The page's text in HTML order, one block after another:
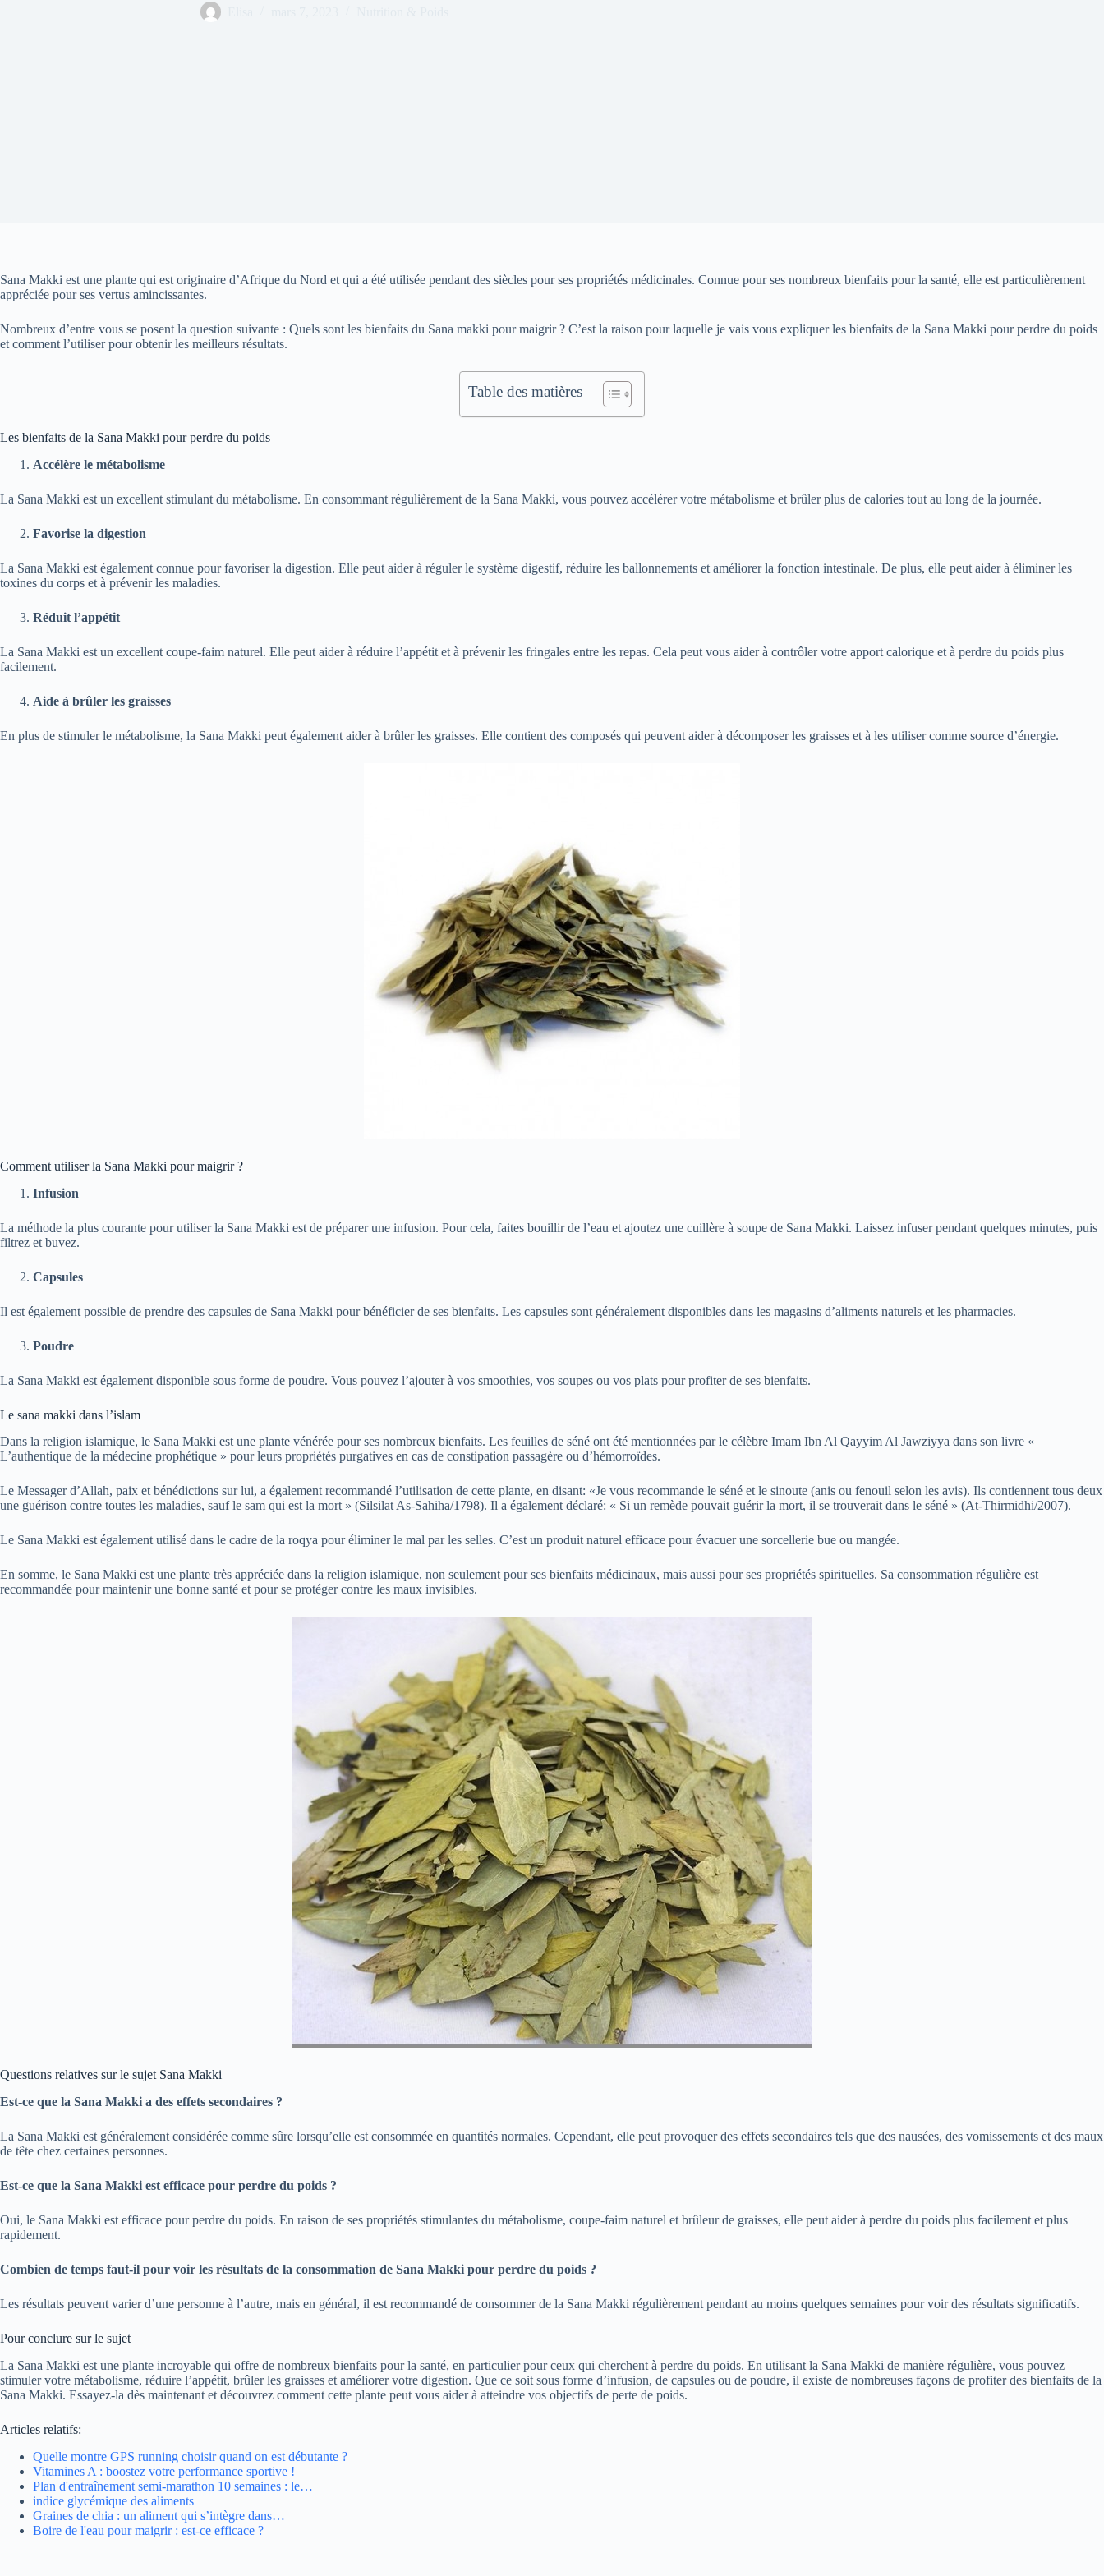
Sana Makki est une plante qui est originaire d’Afrique du Nord et qui a été utilisée pendant des siècles pour ses propriétés médicinales. Connue pour ses nombreux bienfaits pour la santé, elle est particulièrement
appréciée pour ses vertus amincissantes.
Nombreux d’entre vous se posent la question suivante : Quels sont les bienfaits du Sana makki pour maigrir ? C’est la raison pour laquelle je vais vous expliquer les bienfaits de la Sana Makki pour perdre du poids
et comment l’utiliser pour obtenir les meilleurs résultats.
Table des matières
Les bienfaits de la Sana Makki pour perdre du poids
Accélère le métabolisme
La Sana Makki est un excellent stimulant du métabolisme. En consommant régulièrement de la Sana Makki, vous pouvez accélérer votre métabolisme et brûler plus de calories tout au long de la journée.
Favorise la digestion
La Sana Makki est également connue pour favoriser la digestion. Elle peut aider à réguler le système digestif, réduire les ballonnements et améliorer la fonction intestinale. De plus, elle peut aider à éliminer les
toxines du corps et à prévenir les maladies.
Réduit l’appétit
La Sana Makki est un excellent coupe-faim naturel. Elle peut aider à réduire l’appétit et à prévenir les fringales entre les repas. Cela peut vous aider à contrôler votre apport calorique et à perdre du poids plus
facilement.
Aide à brûler les graisses
En plus de stimuler le métabolisme, la Sana Makki peut également aider à brûler les graisses. Elle contient des composés qui peuvent aider à décomposer les graisses et à les utiliser comme source d’énergie.
Comment utiliser la Sana Makki pour maigrir ?
Infusion
La méthode la plus courante pour utiliser la Sana Makki est de préparer une infusion. Pour cela, faites bouillir de l’eau et ajoutez une cuillère à soupe de Sana Makki. Laissez infuser pendant quelques minutes, puis
filtrez et buvez.
Capsules
Il est également possible de prendre des capsules de Sana Makki pour bénéficier de ses bienfaits. Les capsules sont généralement disponibles dans les magasins d’aliments naturels et les pharmacies.
Poudre
La Sana Makki est également disponible sous forme de poudre. Vous pouvez l’ajouter à vos smoothies, vos soupes ou vos plats pour profiter de ses bienfaits.
Le sana makki dans l’islam
Dans la religion islamique, le Sana Makki est une plante vénérée pour ses nombreux bienfaits. Les feuilles de séné ont été mentionnées par le célèbre Imam Ibn Al Qayyim Al Jawziyya dans son livre «
L’authentique de la médecine prophétique » pour leurs propriétés purgatives en cas de constipation passagère ou d’hémorroïdes.
Le Messager d’Allah, paix et bénédictions sur lui, a également recommandé l’utilisation de cette plante, en disant: «Je vous recommande le séné et le sinoute (anis ou fenouil selon les avis). Ils contiennent tous deux
une guérison contre toutes les maladies, sauf le sam qui est la mort » (Silsilat As-Sahiha/1798). Il a également déclaré: « Si un remède pouvait guérir la mort, il se trouverait dans le séné » (At-Thirmidhi/2007).
Le Sana Makki est également utilisé dans le cadre de la roqya pour éliminer le mal par les selles. C’est un produit naturel efficace pour évacuer une sorcellerie bue ou mangée.
En somme, le Sana Makki est une plante très appréciée dans la religion islamique, non seulement pour ses bienfaits médicinaux, mais aussi pour ses propriétés spirituelles. Sa consommation régulière est
recommandée pour maintenir une bonne santé et pour se protéger contre les maux invisibles.
Questions relatives sur le sujet Sana Makki
Est-ce que la Sana Makki a des effets secondaires ?
La Sana Makki est généralement considérée comme sûre lorsqu’elle est consommée en quantités normales. Cependant, elle peut provoquer des effets secondaires tels que des nausées, des vomissements et des maux
de tête chez certaines personnes.
Est-ce que la Sana Makki est efficace pour perdre du poids ?
Oui, le Sana Makki est efficace pour perdre du poids. En raison de ses propriétés stimulantes du métabolisme, coupe-faim naturel et brûleur de graisses, elle peut aider à perdre du poids plus facilement et plus
rapidement.
Combien de temps faut-il pour voir les résultats de la consommation de Sana Makki pour perdre du poids ?
Les résultats peuvent varier d’une personne à l’autre, mais en général, il est recommandé de consommer de la Sana Makki régulièrement pendant au moins quelques semaines pour voir des résultats significatifs.
Pour conclure sur le sujet
La Sana Makki est une plante incroyable qui offre de nombreux bienfaits pour la santé, en particulier pour ceux qui cherchent à perdre du poids. En utilisant la Sana Makki de manière régulière, vous pouvez
stimuler votre métabolisme, réduire l’appétit, brûler les graisses et améliorer votre digestion. Que ce soit sous forme d’infusion, de capsules ou de poudre, il existe de nombreuses façons de profiter des bienfaits de la
Sana Makki. Essayez-la dès maintenant et découvrez comment cette plante peut vous aider à atteindre vos objectifs de perte de poids.
Articles relatifs:
Quelle montre GPS running choisir quand on est débutante ?
Vitamines A : boostez votre performance sportive !
Plan d'entraînement semi-marathon 10 semaines : le…
indice glycémique des aliments
Graines de chia : un aliment qui s’intègre dans…
Boire de l'eau pour maigrir : est-ce efficace ?